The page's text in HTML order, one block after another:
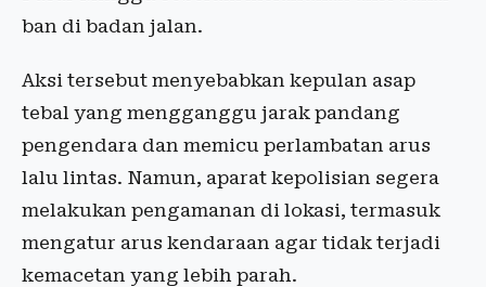
ban di badan jalan.
Aksi tersebut menyebabkan kepulan asap
tebal yang mengganggu jarak pandang
pengendara dan memicu perlambatan arus
lalu lintas. Namun, aparat kepolisian segera
melakukan pengamanan di lokasi, termasuk
mengatur arus kendaraan agar tidak terjadi
kemacetan yang lebih parah.